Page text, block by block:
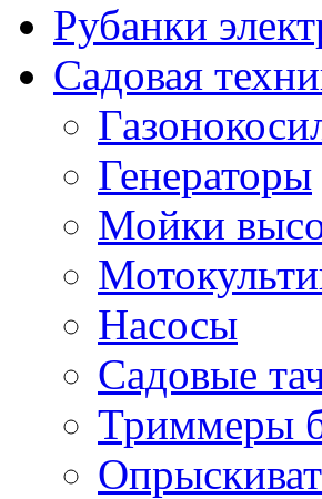
Рубанки
Садовая
Генераторы
Мойки
Насосы
Садовые
Триммеры